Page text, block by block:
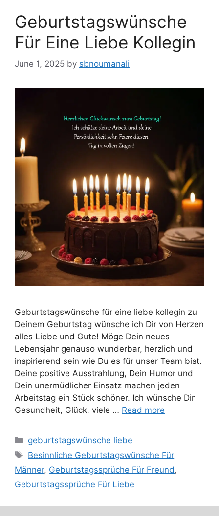
Geburtstagswünsche
Für Eine Liebe Kollegin
June 1, 2025 by sbnoumanali
Geburtstagswünsche für eine liebe kollegin zu
Deinem Geburtstag wünsche ich Dir von Herzen
alles Liebe und Gute! Möge Dein neues
Lebensjahr genauso wunderbar, herzlich und
inspirierend sein wie Du es für unser Team bist.
Deine positive Ausstrahlung, Dein Humor und
Dein unermüdlicher Einsatz machen jeden
Arbeitstag ein Stück schöner. Ich wünsche Dir
Gesundheit, Glück, viele … Read more
Categories
geburtstagswünsche liebe
Tags
Besinnliche Geburtstagswünsche Für
Männer, Geburtstagssprüche Für Freund ,
Geburtstagssprüche Für Liebe